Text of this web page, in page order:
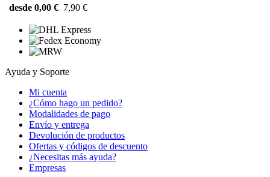
desde 0,00 € 7,90 €
Ayuda y Soporte
Mi cuenta
¿Cómo hago un pedido?
Modalidades de pago
Envío y entrega
Devolución de productos
Ofertas y códigos de descuento
¿Necesitas más ayuda?
Empresas